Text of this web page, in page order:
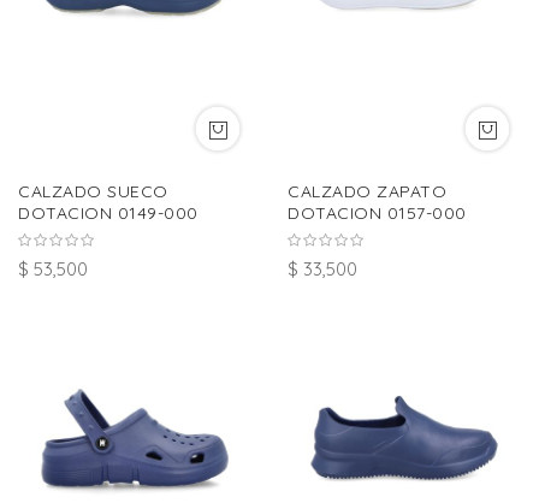
CALZADO SUECO
DOTACION 0149-000
$ 53,500
CALZADO ZAPATO
DOTACION 0157-000
$ 33,500